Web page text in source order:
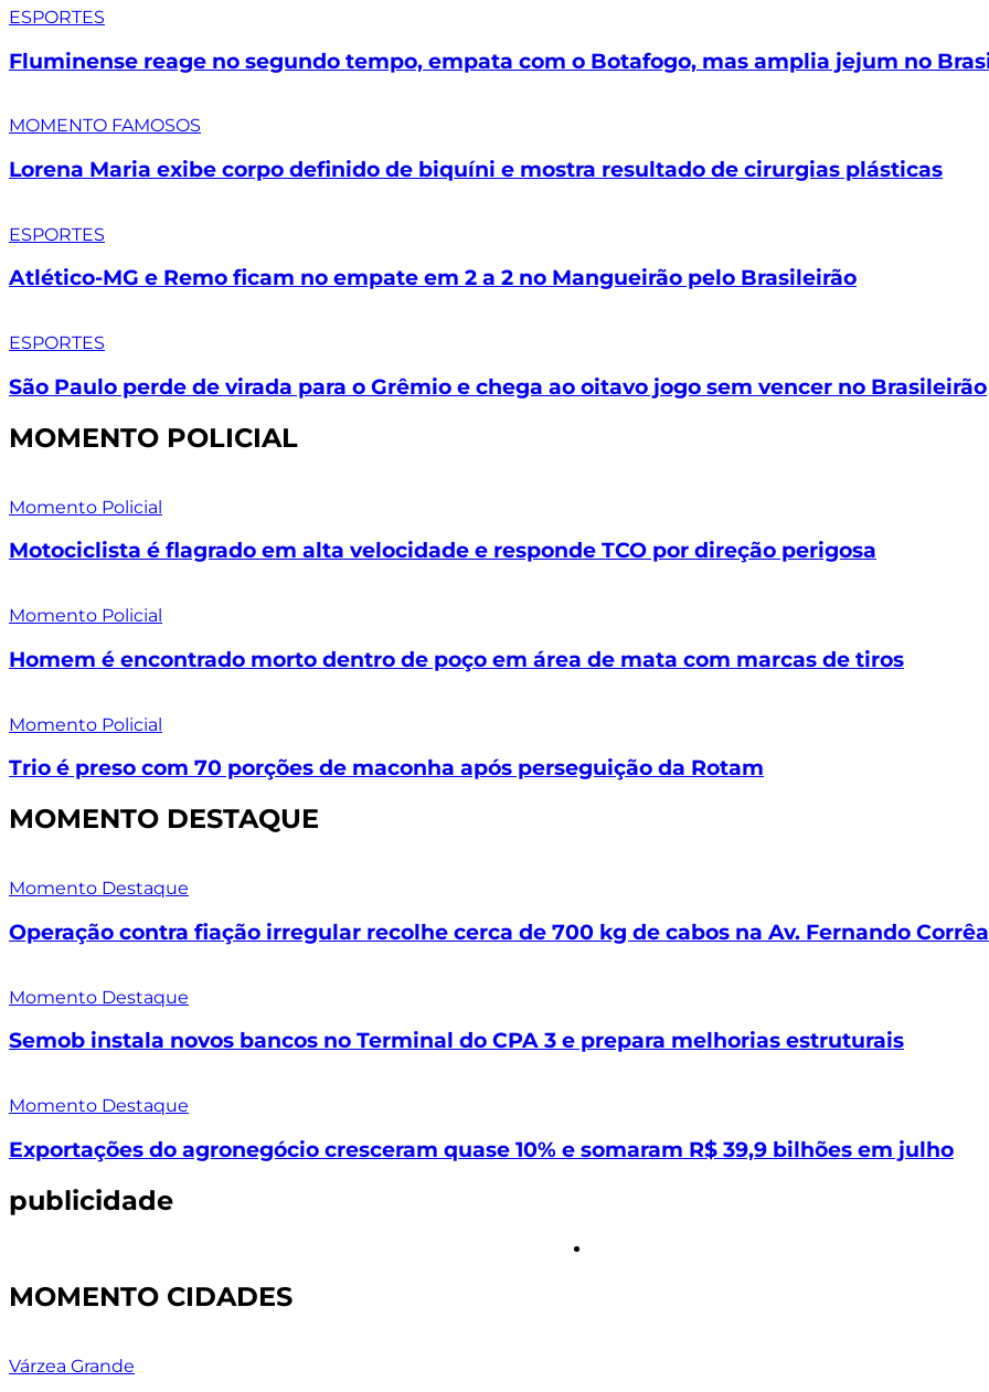
ESPORTES
Fluminense reage no segundo tempo, empata com o Botafogo, mas amplia jejum no
MOMENTO FAMOSOS
Lorena Maria exibe corpo definido de biquíni e mostra resultado de cirurgias plásticas
ESPORTES
Atlético-MG e Remo ficam no empate em 2 a 2 no Mangueirão pelo Brasileirão
ESPORTES
São Paulo perde de virada para o Grêmio e chega ao oitavo jogo sem vencer no Brasileirão
MOMENTO POLICIAL
Momento Policial
Motociclista é flagrado em alta velocidade e responde TCO por direção perigosa
Momento Policial
Homem é encontrado morto dentro de poço em área de mata com marcas de tiros
Momento Policial
Trio é preso com 70 porções de maconha após perseguição da Rotam
MOMENTO DESTAQUE
Momento Destaque
Operação contra fiação irregular recolhe cerca de 700 kg de cabos na Av. Fernando Corrêa
Momento Destaque
Semob instala novos bancos no Terminal do CPA 3 e prepara melhorias estruturais
Momento Destaque
Exportações do agronegócio cresceram quase 10% e somaram R$ 39,9 bilhões em julho
publicidade
MOMENTO CIDADES
Várzea Grande